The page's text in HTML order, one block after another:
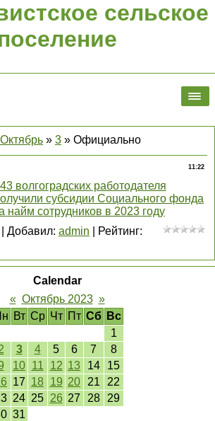
сельское
Октябрь » 3 » Официально
11:22
волгоградских работодателя
субсидии Социального фонда
найм сотрудников в 2023 году
Добавил: admin Рейтинг:
Calendar
« Октябрь 2023 »
Вт Ср Чт Пт Сб
Вс
1
3 4 5 6 7
8
10 11 12 13 14
15
17 18 19 20 21
22
24 25 26 27 28
29
31